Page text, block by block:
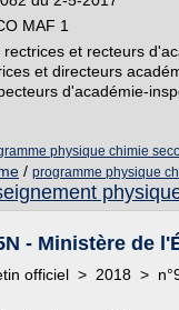
MAF 1
rectrices et recteurs
et directeurs
d'académie-
physique chimie
/ programme physique
- Ministère de
officiel > 2018 >